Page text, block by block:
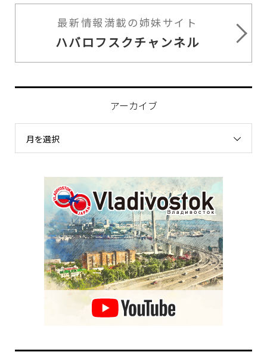
最新情報満載の姉妹サイト
ハバロフスクチャンネル
アーカイブ
月を選択